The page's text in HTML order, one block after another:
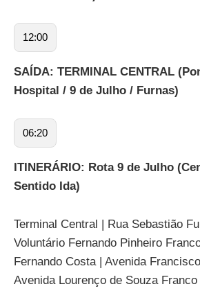
12:00
SAÍDA: TERMINAL CENTRAL
Hospital / 9 de Julho / Furnas)
06:20
ITINERÁRIO: Rota 9 de Julho
Sentido Ida)
Terminal Central | Rua Sebastião
Voluntário Fernando Pinheiro
Fernando Costa | Avenida
Avenida Lourenço de Souza